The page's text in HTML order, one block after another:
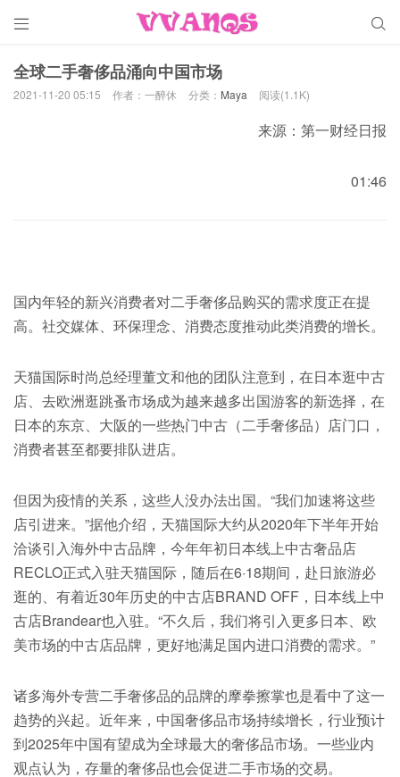
 
全球二手奢侈品涌向中国市场
2021-11-20 05:15 作者：一醉休 分类： Maya 阅读(1.1K)
来源：第一财经日报
01:46
国内年轻的新兴消费者对二手奢侈品购买的需求度正在提
高。社交媒体、环保理念、消费态度推动此类消费的增长。
天猫国际时尚总经理董文和他的团队注意到，在日本逛中古
店、去欧洲逛跳蚤市场成为越来越多出国游客的新选择，在
日本的东京、大阪的一些热门中古（二手奢侈品）店门口，
消费者甚至都要排队进店。
但因为疫情的关系，这些人没办法出国。“我们加速将这些
店引进来。”据他介绍，天猫国际大约从2020年下半年开始
洽谈引入海外中古品牌，今年年初日本线上中古奢品店
RECLO正式入驻天猫国际，随后在6·18期间，赴日旅游必
逛的、有着近30年历史的中古店BRAND OFF，日本线上中
古店Brandear也入驻。“不久后，我们将引入更多日本、欧
美市场的中古店品牌，更好地满足国内进口消费的需求。”
诸多海外专营二手奢侈品的品牌的摩拳擦掌也是看中了这一
趋势的兴起。近年来，中国奢侈品市场持续增长，行业预计
到2025年中国有望成为全球最大的奢侈品市场。一些业内
观点认为，存量的奢侈品也会促进二手市场的交易。